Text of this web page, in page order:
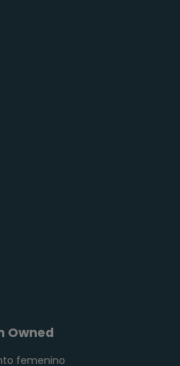
Owned
femenino